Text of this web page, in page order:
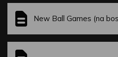
New Ball Games (na